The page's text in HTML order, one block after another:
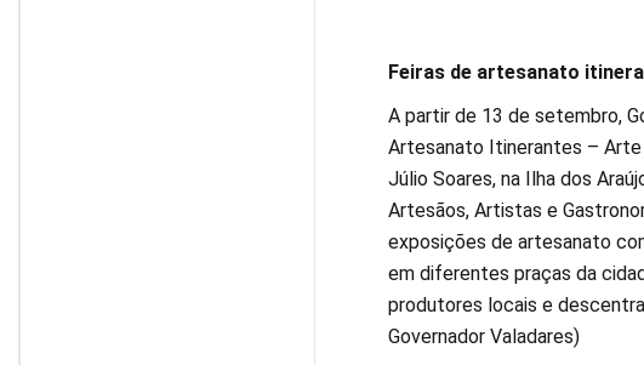
Feiras de artesanato
A partir de 13 de setembro,
Artesanato Itinerantes – Arte
Júlio Soares, na Ilha dos
Artesãos, Artistas e
exposições de artesanato
em diferentes praças da
produtores locais e
Governador Valadares)